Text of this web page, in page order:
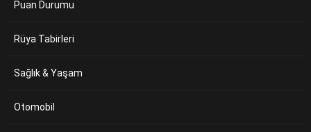
Puan Durumu
Rüya Tabirleri
Sağlık & Yaşam
Otomobil